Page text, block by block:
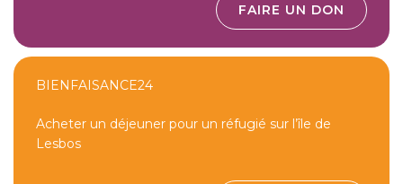
FAIRE UN DON
BIENFAISANCE24
Acheter un déjeuner pour un réfugié sur l’île de
Lesbos